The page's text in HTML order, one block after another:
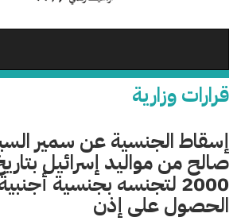
قرارات وزارية
إسقاط الجنسية عن سمير
2000 لتجنسه بجنسية
الحصول على إذن